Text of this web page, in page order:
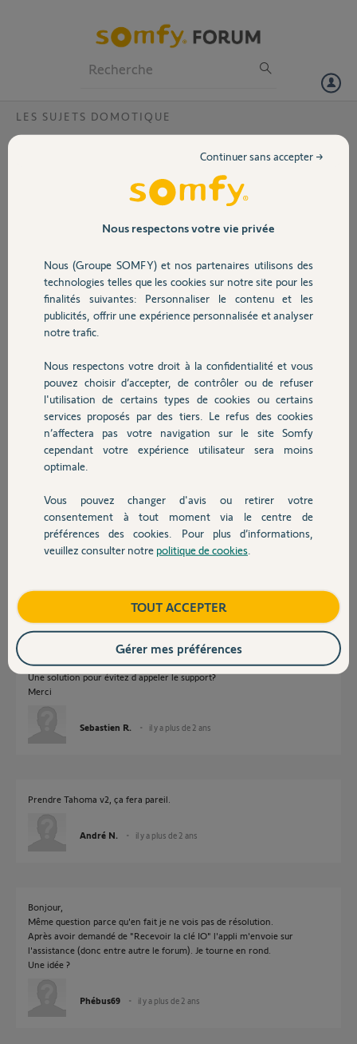
Volet
Sécurité
Domotique
Chauffage
Autres produits
Devis avec un pro
Contact
LES SUJETS DOMOTIQUE
Copier klr200 sur tahoma switch
La question est dans le titre…
Je possède une télécommande klr 200 ou sont enregistrés mes 4
volets roulants et mes 4 Velux électriques et je souhaiterai copier le
contenu de ma télécommande klr 200 vers ma tahoma switch.
Sebastien R.
Participer au fil de discussion
Réponses
bonsoir;
sur la switch, aide et fonctions avancées, fonction avancées, gestion clé
Sur la KLR, nouveau produit, copier écran tactile..
André N. il y a plus de 2 ans
Merci pour la réponse, effectivement c est ce que j avais lu mais lorsque
je vais sur « recevoir la clé io » et que je sélectionne le type de ma box
(tahoma switch) une fenêtre apparaît me disant « action réservée aux
utilisateurs avancés veuillez contacter le support pour être accompagné
dans la marche à suivre… »
Une solution pour évitez d appeler le support?
Merci
Sebastien R. il y a plus de 2 ans
Prendre Tahoma v2, ça fera pareil.
André N. il y a plus de 2 ans
Bonjour,
Même question parce qu'en fait je ne vois pas de résolution.
Après avoir demandé de "Recevoir la clé IO" l'appli m'envoie sur
l'assistance (donc entre autre le forum). Je tourne en rond.
Une idée ?
Phébus69 il y a plus de 2 ans
Nous respectons votre vie privée
Nous (Groupe SOMFY) et nos partenaires utilisons des
technologies telles que les cookies sur notre site pour les
finalités suivantes: Personnaliser le contenu et les
publicités, offrir une expérience personnalisée et analyser
notre trafic.
Nous respectons votre droit à la confidentialité et vous
pouvez choisir d’accepter, de contrôler ou de refuser
l'utilisation de certains types de cookies ou certains
services proposés par des tiers. Le refus des cookies
n’affectera pas votre navigation sur le site Somfy
cependant votre expérience utilisateur sera moins
optimale.
Vous pouvez changer d'avis ou retirer votre
consentement à tout moment via le centre de
préférences des cookies. Pour plus d’informations,
veuillez consulter notre politique de cookies
Continuer sans accepter →
TOUT ACCEPTER
Gérer mes préférences